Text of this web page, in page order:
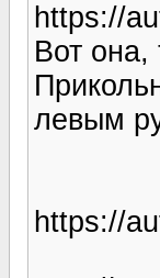
https://
Вот она,
левым
https://